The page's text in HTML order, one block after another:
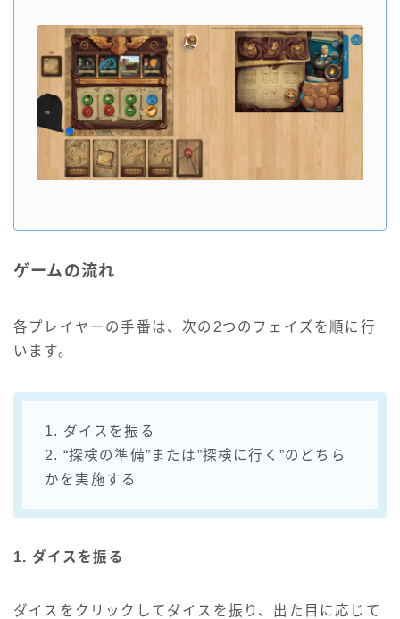
ゲームの流れ
各プレイヤーの手番は、次の2つのフェイズを順に行
います。
1. ダイスを振る
2. “探検の準備”または”探検に行く”のどちら
かを実施する
1. ダイスを振る
ダイスをクリックしてダイスを振り、出た目に応じて